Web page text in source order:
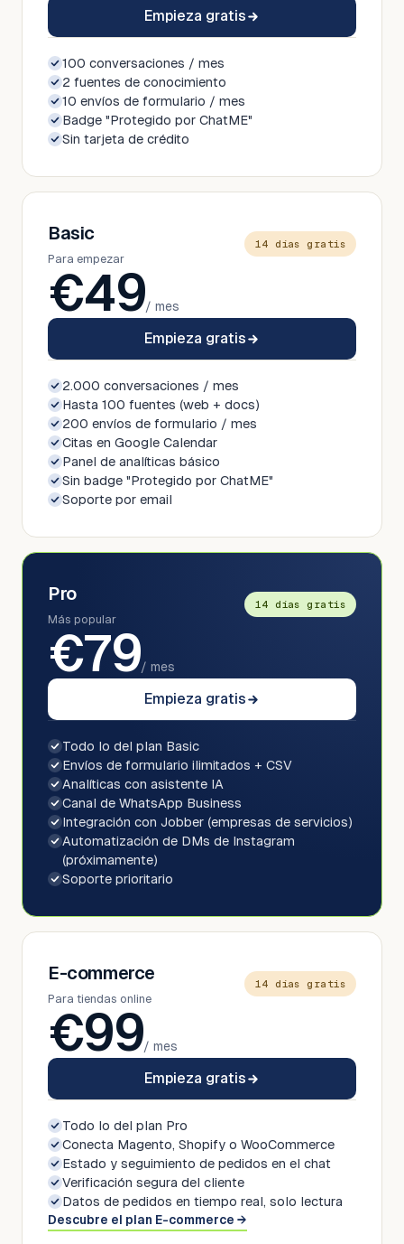
Empieza gratis
100 conversaciones / mes
2 fuentes de conocimiento
10 envíos de formulario / mes
Badge "Protegido por ChatME"
Sin tarjeta de crédito
Basic
Para empezar
14 días gratis
€49/ mes
Empieza gratis
2.000 conversaciones / mes
Hasta 100 fuentes (web + docs)
200 envíos de formulario / mes
Citas en Google Calendar
Panel de analíticas básico
Sin badge "Protegido por ChatME"
Soporte por email
Pro
Más popular
14 días gratis
€79/ mes
Empieza gratis
Todo lo del plan Basic
Envíos de formulario ilimitados + CSV
Analíticas con asistente IA
Canal de WhatsApp Business
Integración con Jobber (empresas de servicios)
Automatización de DMs de Instagram
(próximamente)
Soporte prioritario
E-commerce
Para tiendas online
14 días gratis
€99/ mes
Empieza gratis
Todo lo del plan Pro
Conecta Magento, Shopify o WooCommerce
Estado y seguimiento de pedidos en el chat
Verificación segura del cliente
Datos de pedidos en tiempo real, solo lectura
Descubre el plan E-commerce →